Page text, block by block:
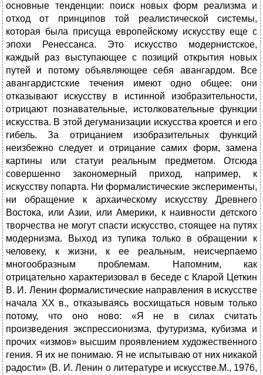
основные тенденции: поиск новых форм реализма и
отход от принципов той реалистической системы,
которая была присуща европейскому искусству еще с
эпохи Ренессанса. Это искус­ство модернистское,
каждый раз выступающее с позиций открытия новых
путей и потому объявляющее себя авангардом. Все
авангар­дистские течения имеют одно общее: они
отказывают искусству в истинной изобразительности,
отрицают познавательные, истолковательные функции
искусства. В этой дегуманизации искусства кроется и его
гибель. За отрицанием изобразительных функций
неизбежно следует и отрицание самих форм, замена
картины или статуи реальным предметом. Отсюда
совершенно закономерный приход, например, к
искусству попарта. Ни формалистические эксперименты,
ни обращение к архаическому искусству Древнего
Востока, или Азии, или Америки, к наивности детского
творчества не могут спасти искусство, стоящее на путях
модернизма. Выход из тупика только в обращении к
человеку, к жизни, к ее реальным, неисчерпаемо
многообразным проблемам. Напомним, как
отрицательно характеризовал в беседе с Кларой Цеткин
В. И. Ленин формалистические направления в искусстве
начала XX в., отказываясь восхищаться новым только
потому, что оно ново: «Я не в силах считать
произведения экспрессионизма, футуризма, кубизма и
прочих «измов» высшим проявлением художественного
гения. Я их не понимаю. Я не испытываю от них никакой
радости» (В. И. Ленин о литературе и искусстве.М., 1976,